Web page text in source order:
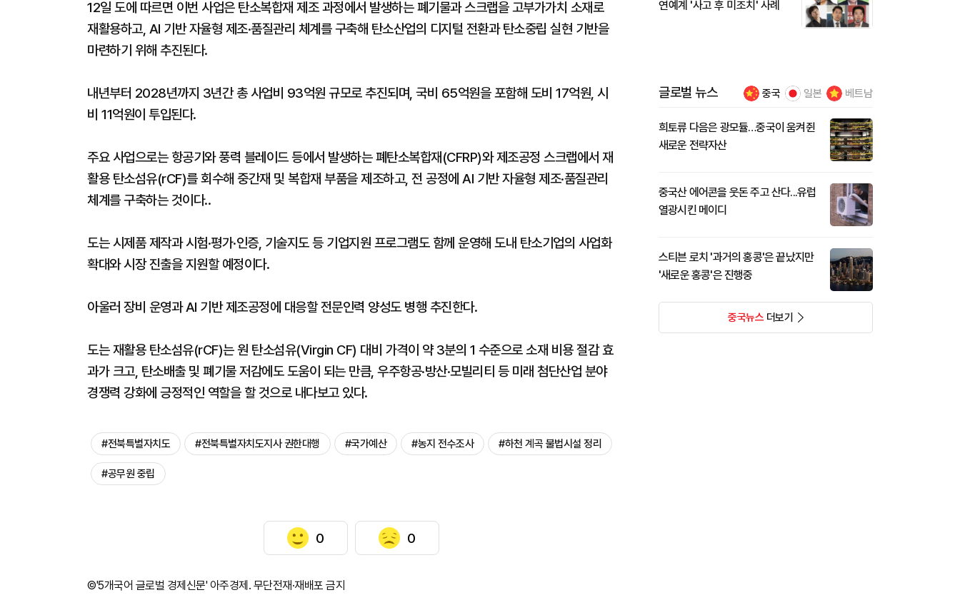
12일 도에 따르면 이번 사업은 탄소복합재 제조 과정에서 발생하는 폐기물과 스크랩을 고부가가치 소재로
재활용하고, AI 기반 자율형 제조·품질관리 체계를 구축해 탄소산업의 디지털 전환과 탄소중립 실현 기반을
마련하기 위해 추진된다.
내년부터 2028년까지 3년간 총 사업비 93억원 규모로 추진되며, 국비 65억원을 포함해 도비 17억원, 시
비 11억원이 투입된다.
주요 사업으로는 항공기와 풍력 블레이드 등에서 발생하는 폐탄소복합재(CFRP)와 제조공정 스크랩에서 재
활용 탄소섬유(rCF)를 회수해 중간재 및 복합재 부품을 제조하고, 전 공정에 AI 기반 자율형 제조·품질관리
체계를 구축하는 것이다..
도는 시제품 제작과 시험·평가·인증, 기술지도 등 기업지원 프로그램도 함께 운영해 도내 탄소기업의 사업화
확대와 시장 진출을 지원할 예정이다.
아울러 장비 운영과 AI 기반 제조공정에 대응할 전문인력 양성도 병행 추진한다.
도는 재활용 탄소섬유(rCF)는 원 탄소섬유(Virgin CF) 대비 가격이 약 3분의 1 수준으로 소재 비용 절감 효
과가 크고, 탄소배출 및 폐기물 저감에도 도움이 되는 만큼, 우주항공·방산·모빌리티 등 미래 첨단산업 분야
경쟁력 강화에 긍정적인 역할을 할 것으로 내다보고 있다.
#전북특별자치도 #전북특별자치도지사 권한대행 #국가예산 #농지 전수조사 #하천 계곡 불법시설 정리
#공무원 중립
0 0
©'5개국어 글로벌 경제신문' 아주경제. 무단전재·재배포 금지
연예계 '사고 후 미조치' 사례
글로벌 뉴스 중국 일본 베트남
희토류 다음은 광모듈…중국이 움켜쥔
새로운 전략자산
중국산 에어콘을 웃돈 주고 산다...유럽
열광시킨 메이디
스티븐 로치 '과거의 홍콩'은 끝났지만
'새로운 홍콩'은 진행중
중국뉴스더보기